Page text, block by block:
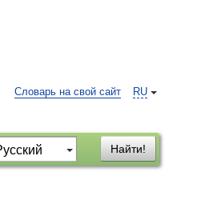
RU
Словарь на свой сайт
Найти!